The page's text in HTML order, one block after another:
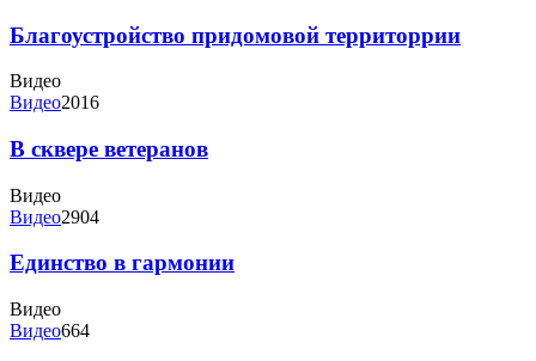
Благоустройство придомовой территоррии
Видео
Видео2016
В сквере ветеранов
Видео
Видео2904
Единство в гармонии
Видео
Видео664